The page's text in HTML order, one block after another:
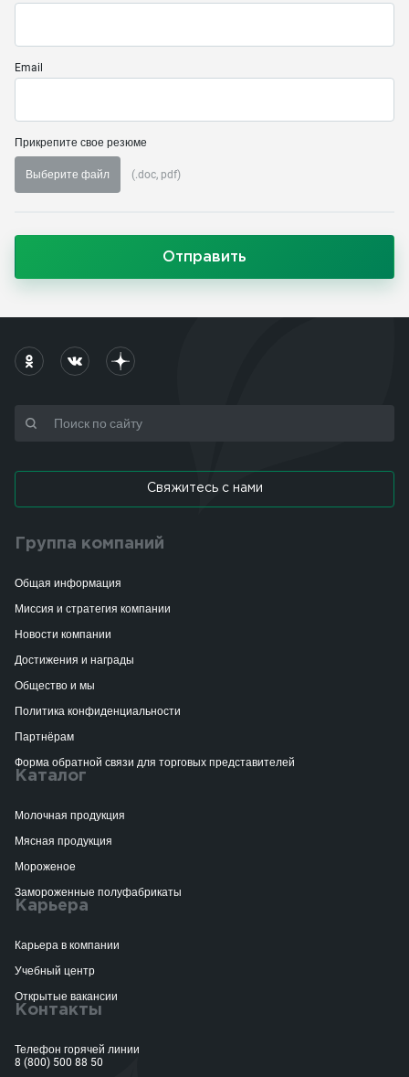
Email
Прикрепите свое резюме
Выберите файл (.doc, pdf)
Отправить
Свяжитесь с нами
Группа компаний
Общая информация
Миссия и стратегия компании
Новости компании
Достижения и награды
Общество и мы
Политика конфиденциальности
Партнёрам
Форма обратной связи для торговых представителей
Каталог
Молочная продукция
Мясная продукция
Мороженое
Замороженные полуфабрикаты
Карьера
Карьера в компании
Учебный центр
Открытые вакансии
Контакты
Телефон горячей линии
8 (800) 500 88 50